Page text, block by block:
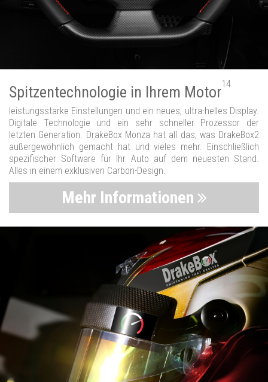
Spitzentechnologie in Ihrem Motor14
leistungsstarke Einstellungen und ein neues, ultra-helles Display.
Digitale Technologie und ein sehr schneller Prozessor der
letzten Generation. DrakeBox Monza hat all das, was DrakeBox2
außergewöhnlich gemacht hat und vieles mehr. Einschließlich
spezifischer Software für Ihr Auto auf dem neuesten Stand.
Alles in einem exklusiven Carbon-Design.
Mehr Informationen